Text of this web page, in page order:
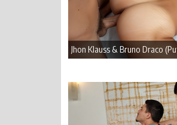
Jhon Klauss & Bruno Draco